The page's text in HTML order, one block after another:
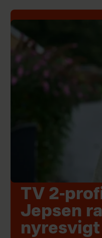
TV 2-
Jepsen
nyresvigt